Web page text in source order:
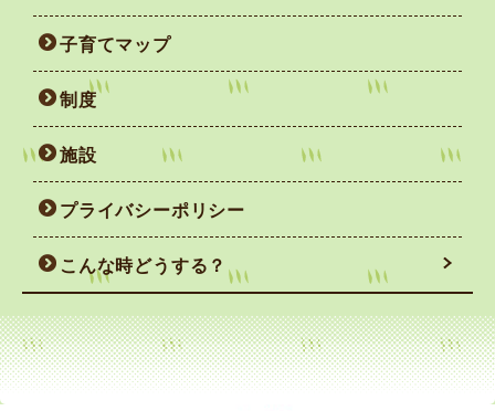
子育てマップ
制度
施設
プライバシーポリシー
こんな時どうする？
赤ちゃんを迎えるまで
赤ちゃん誕生！